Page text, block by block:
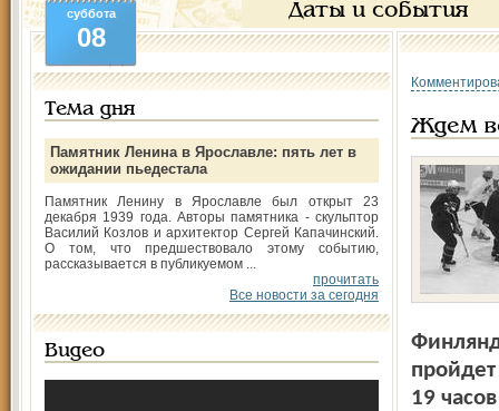
Даты и события
суббота
08
Тема дня
Памятник Ленина в Ярославле: пять лет в
ожидании пьедестала
Памятник Ленину в Ярославле был открыт 23
декабря 1939 года. Авторы памятника - скульптор
Василий Козлов и архитектор Сергей Капачинский.
О том, что предшествовало этому событию,
рассказывается в публикуемом ...
прочитать
Все новости за сегодня
Видео
Ждем
19